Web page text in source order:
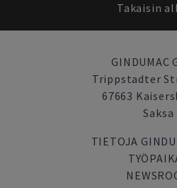
Takaisin
GINDUMAC
Trippstadter
67663
Saksa
TIETOJA